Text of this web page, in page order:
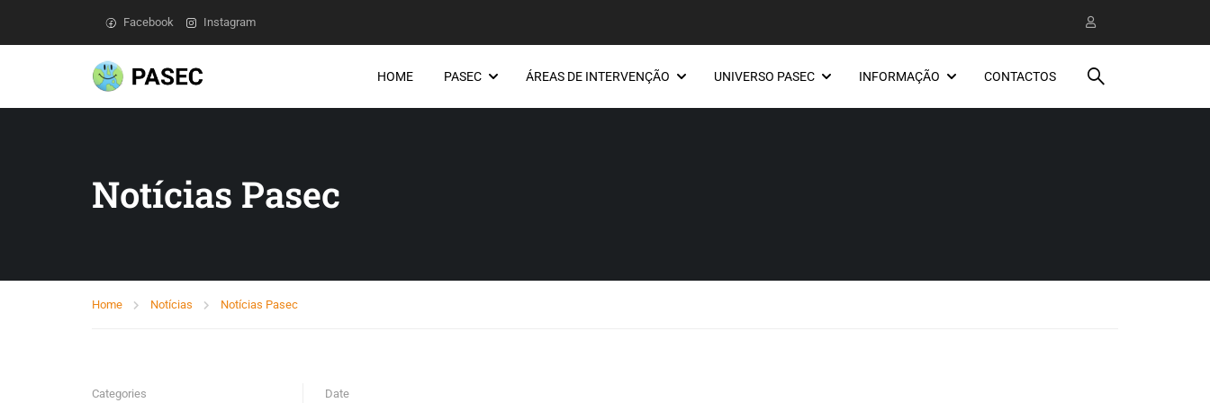
Facebook Instagram
HOME PASEC ÁREAS DE INTERVENÇÃO UNIVERSO PASEC INFORMAÇÃO CONTACTOS
Notícias Pasec
Home Notícias Notícias Pasec
Categories Date